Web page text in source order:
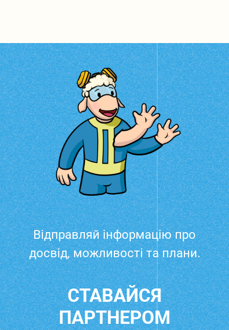
Відправляй інформацію про
досвід, можливості та плани.
СТАВАЙСЯ
ПАРТНЕРОМ